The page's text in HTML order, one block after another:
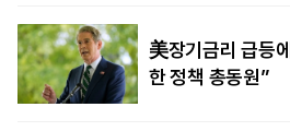
美장기금리 급등
한 정책 총동원”